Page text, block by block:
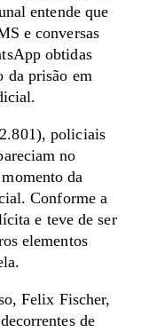
entende que
e conversas
obtidas
da prisão em
policiais
no
da
Conforme a
e teve de ser
elementos
Felix Fischer,
de